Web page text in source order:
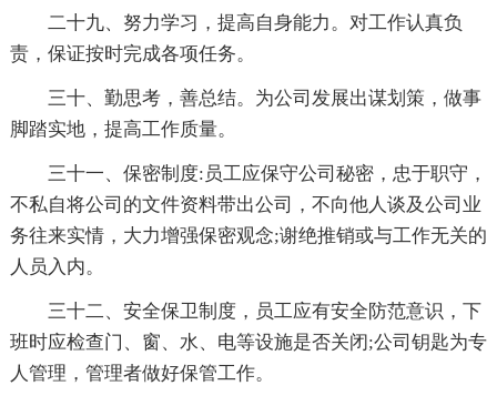
二十九、努力学习，提高自身能力。对工作认真负
责，保证按时完成各项任务。
三十、勤思考，善总结。为公司发展出谋划策，做事
脚踏实地，提高工作质量。
三十一、保密制度:员工应保守公司秘密，忠于职守，
不私自将公司的文件资料带出公司，不向他人谈及公司业
务往来实情，大力增强保密观念;谢绝推销或与工作无关的
人员入内。
三十二、安全保卫制度，员工应有安全防范意识，下
班时应检查门、窗、水、电等设施是否关闭;公司钥匙为专
人管理，管理者做好保管工作。